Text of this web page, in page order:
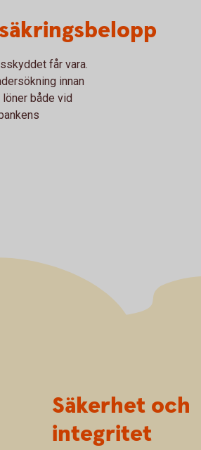
får vara.
innan
både vid
Säkerhet och
integritet